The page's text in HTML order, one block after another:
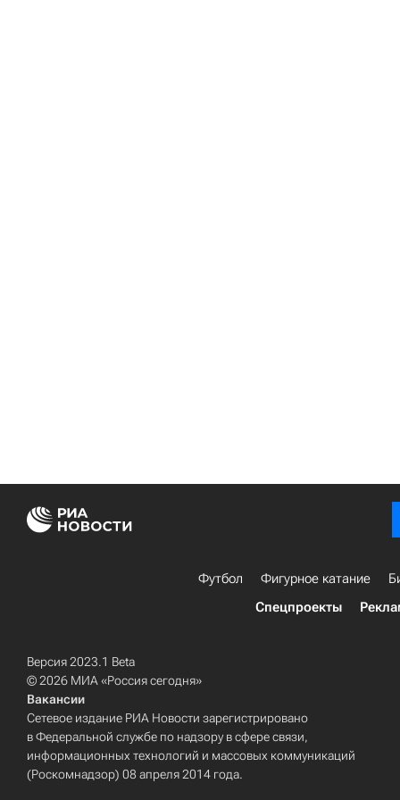
Футбол Фигурное катание
Спецпроекты
Версия 2023.1 Beta
© 2026 МИА «Россия сегодня»
Вакансии
Сетевое издание РИА Новости зарегистрировано
в Федеральной службе по надзору в сфере связи,
информационных технологий и массовых коммуникаций
(Роскомнадзор) 08 апреля 2014 года.